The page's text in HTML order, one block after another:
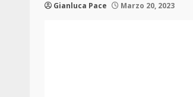
Gianluca Pace Marzo 20, 2023